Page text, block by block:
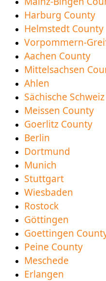
Harburg County
Helmstedt County
Vorpommern-
Aachen County
Mittelsachsen
Ahlen
Sächische
Meissen County
Goerlitz County
Berlin
Dortmund
Munich
Stuttgart
Wiesbaden
Rostock
Göttingen
Goettingen
Peine County
Meschede
Erlangen